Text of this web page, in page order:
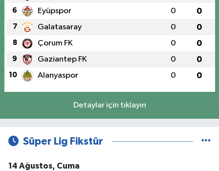
6 Eyüpspor 0 0
7 Galatasaray 0 0
8 Çorum FK 0 0
9 Gaziantep FK 0 0
10 Alanyaspor 0 0
Detaylar için tıklayın
Süper Lig Fikstür
14 Ağustos, Cuma